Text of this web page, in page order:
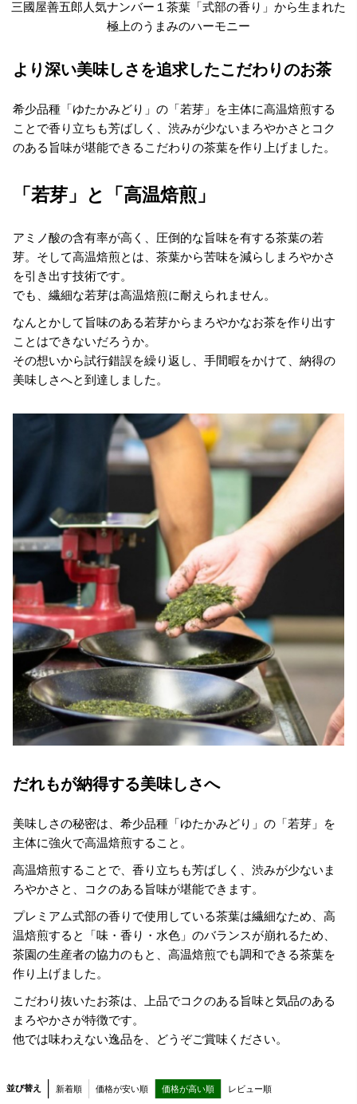
三國屋善五郎人気ナンバー１茶葉「式部の香り」から生まれた
極上のうまみのハーモニー
より深い美味しさを追求したこだわりのお茶
希少品種「ゆたかみどり」の「若芽」を主体に高温焙煎する
ことで香り立ちも芳ばしく、渋みが少ないまろやかさとコク
のある旨味が堪能できるこだわりの茶葉を作り上げました。
「若芽」と「高温焙煎」
アミノ酸の含有率が高く、圧倒的な旨味を有する茶葉の若
芽。そして高温焙煎とは、茶葉から苦味を減らしまろやかさ
を引き出す技術です。
でも、繊細な若芽は高温焙煎に耐えられません。
なんとかして旨味のある若芽からまろやかなお茶を作り出す
ことはできないだろうか。
その想いから試行錯誤を繰り返し、手間暇をかけて、納得の
美味しさへと到達しました。
だれもが納得する美味しさへ
美味しさの秘密は、希少品種「ゆたかみどり」の「若芽」を
主体に強火で高温焙煎すること。
高温焙煎することで、香り立ちも芳ばしく、渋みが少ないま
ろやかさと、コクのある旨味が堪能できます。
プレミアム式部の香りで使用している茶葉は繊細なため、高
温焙煎すると「味・香り・水色」のバランスが崩れるため、
茶園の生産者の協力のもと、高温焙煎でも調和できる茶葉を
作り上げました。
こだわり抜いたお茶は、上品でコクのある旨味と気品のある
まろやかさが特徴です。
他では味わえない逸品を、どうぞご賞味ください。
並び替え 新着順 価格が安い順 価格が高い順 レビュー順